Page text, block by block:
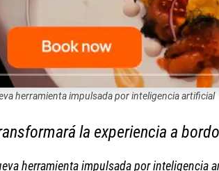
herramienta impulsada por inteligencia artificial
la experiencia a
herramienta impulsada por inteligencia